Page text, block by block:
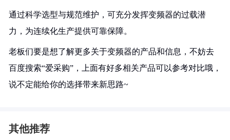
通过科学选型与规范维护，可充分发挥变频器的过载潜
力，为连续化生产提供可靠保障。
老板们要是想了解更多关于变频器的产品和信息，不妨去
百度搜索“爱采购”，上面有好多相关产品可以参考对比哦，
说不定能给你的选择带来新思路~
其他推荐